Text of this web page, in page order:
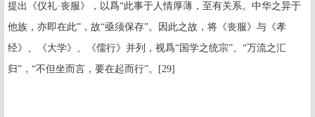
提出《仪礼·丧服》，以爲“此事于人情厚薄，至有关系。中华之异于
他族，亦即在此”，故“亟须保存”。因此之故，将《丧服》与《孝
经》、《大学》、《儒行》并列，视爲“国学之统宗”、“万流之汇
归”，“不但坐而言，要在起而行”。
[29]